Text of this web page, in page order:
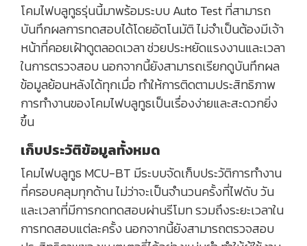
โคมไฟบลูทูธรุ่นนี้มาพร้อมระบบ Auto Test ที่สามารถ
บันทึกผลการทดสอบได้โดยอัตโนมัติ ไม่จำเป็นต้องมีเจ้า
หน้าที่คอยเฝ้าดูตลอดเวลา ช่วยประหยัดแรงงานและเวลา
ในการตรวจสอบ นอกจากนี้ยังสามารถเรียกดูบันทึกผล
ข้อมูลย้อนหลังได้ทุกเมื่อ ทำให้การติดตามประสิทธิภาพ
การทำงานของโคมไฟบลูทูธเป็นเรื่องง่ายและสะดวกยิ่ง
ขึ้น
เก็บประวัติข้อมูลทั้งหมด
โคมไฟบลูทูธ MCU-BT มีระบบจัดเก็บประวัติการทำงาน
ที่ครอบคลุมทุกด้าน ไม่ว่าจะเป็นจำนวนครั้งที่ไฟดับ วัน
และเวลาที่มีการกดทดสอบผ่านรีโมท รวมถึงระยะเวลาใน
การทดสอบแต่ละครั้ง นอกจากนี้ยังสามารถตรวจสอบ